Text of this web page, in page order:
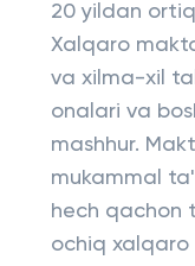
20 yildan
Xalqaro
va xilma-xil
onalari va
mashhur.
mukammal
hech qachon
ochiq xalqaro